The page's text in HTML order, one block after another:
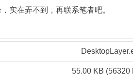
实在弄不到，再联系笔者吧。
55.00 KB (56320